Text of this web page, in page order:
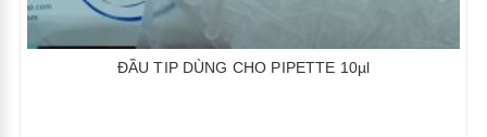
ĐẦU TIP DÙNG CHO PIPETTE 10µl